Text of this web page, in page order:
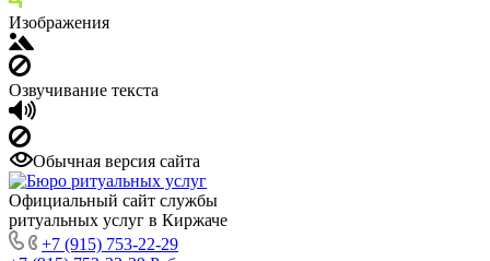
Изображения
Озвучивание текста
Обычная версия сайта
Официальный сайт службы
ритуальных услуг в Киржаче
+7 (915) 753-22-29